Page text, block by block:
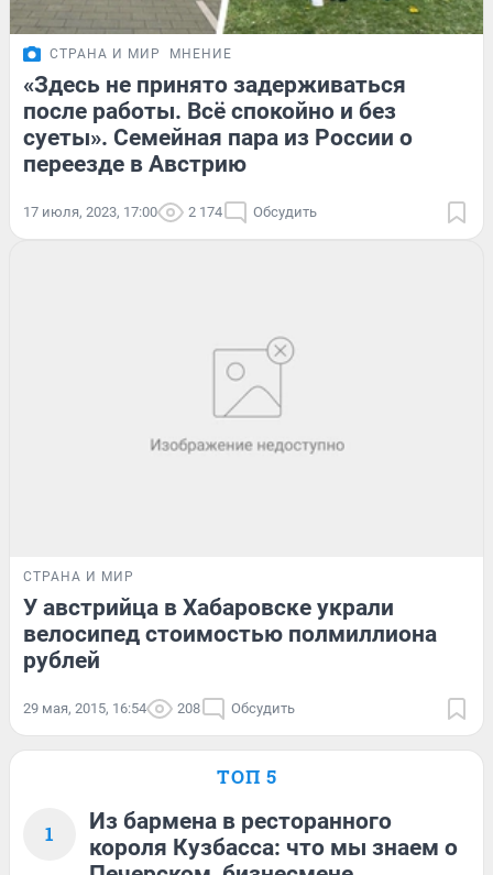
СТРАНА И МИР МНЕНИЕ
«Здесь не принято задерживаться
после работы. Всё спокойно и без
суеты». Семейная пара из России о
переезде в Австрию
17 июля, 2023, 17:00 2 174 Обсудить
СТРАНА И МИР
У австрийца в Хабаровске украли
велосипед стоимостью полмиллиона
рублей
29 мая, 2015, 16:54 208 Обсудить
ТОП 5
1
Из бармена в ресторанного
короля Кузбасса: что мы знаем о